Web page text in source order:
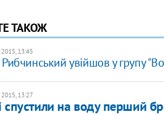
ТАКОЖ
13:45
увійшов у групу
13:27
спустили на воду перший